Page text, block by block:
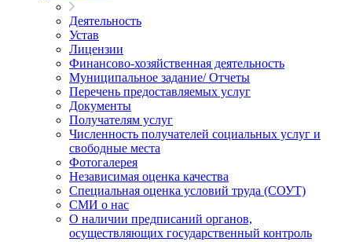
Деятельность
Устав
Лицензии
Финансово-хозяйственная деятельность
Муниципальное задание/ Отчеты
Перечень предоставляемых услуг
Документы
Получателям услуг
Численность получателей социальных услуг и
свободные места
Фотогалерея
Независимая оценка качества
Специальная оценка условий труда (СОУТ)
СМИ о нас
О наличии предписаний органов,
осуществляющих государственный контроль